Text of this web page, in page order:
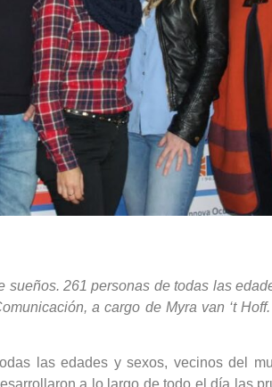
261 personas de todas las
a cargo de Myra van ‘t
las edades y sexos, vecinos del
a lo largo de todo el día las